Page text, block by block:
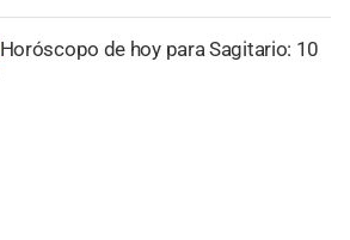
Horóscopo de hoy para Sagitario: 10